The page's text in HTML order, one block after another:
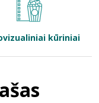
kūriniai